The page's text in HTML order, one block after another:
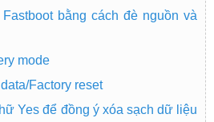
bằng cách đè nguồn và
mode
Factory reset
Yes để đồng ý xóa sạch dữ liệu